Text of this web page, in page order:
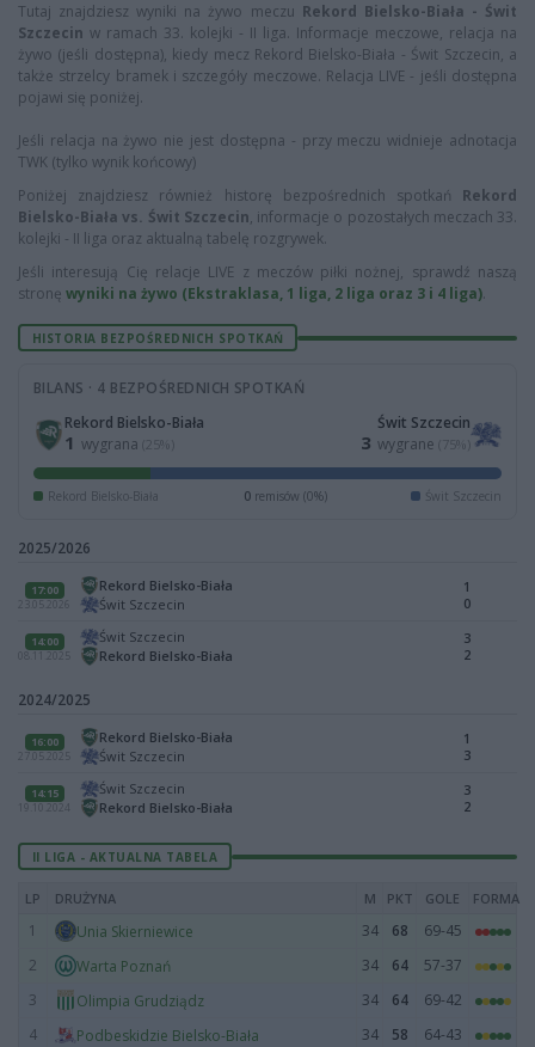
Tutaj znajdziesz wyniki na żywo meczu Rekord Bielsko-Biała - Świt
Szczecin w ramach 33. kolejki - II liga. Informacje meczowe, relacja na
żywo (jeśli dostępna), kiedy mecz Rekord Bielsko-Biała - Świt Szczecin, a
także strzelcy bramek i szczegóły meczowe. Relacja LIVE - jeśli dostępna
pojawi się poniżej.
Jeśli relacja na żywo nie jest dostępna - przy meczu widnieje adnotacja
TWK (tylko wynik końcowy)
Poniżej znajdziesz również historę bezpośrednich spotkań Rekord
Bielsko-Biała vs. Świt Szczecin, informacje o pozostałych meczach 33.
kolejki - II liga oraz aktualną tabelę rozgrywek.
Jeśli interesują Cię relacje LIVE z meczów piłki nożnej, sprawdź naszą
stronę wyniki na żywo (Ekstraklasa, 1 liga, 2 liga oraz 3 i 4 liga).
HISTORIA BEZPOŚREDNICH SPOTKAŃ
BILANS · 4 BEZPOŚREDNICH SPOTKAŃ
Rekord Bielsko-Biała
1 wygrana (25%)
Świt Szczecin
3 wygrane (75%)
Rekord Bielsko-Biała 0remisów (0%) Świt Szczecin
2025/2026
17:00
23.05.2026
Rekord Bielsko-Biała
Świt Szczecin
1
0
14:00
08.11.2025
Świt Szczecin
Rekord Bielsko-Biała
3
2
2024/2025
16:00
27.05.2025
Rekord Bielsko-Biała
Świt Szczecin
1
3
14:15
19.10.2024
Świt Szczecin
Rekord Bielsko-Biała
3
2
II LIGA - AKTUALNA TABELA
LP DRUŻYNA M PKT GOLE FORMA
1 Unia Skierniewice 34 68
69-45
2
Warta Poznań 34 64
57-37
3
Olimpia Grudziądz 34 64
69-42
4
Podbeskidzie Bielsko-Biała 34 58
64-43